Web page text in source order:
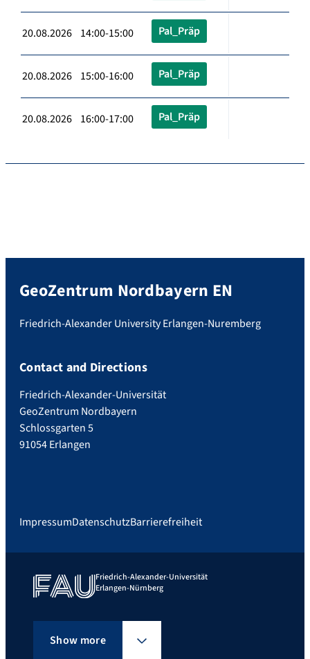
20.08.2026 14:00-15:00 Pal_Präp
20.08.2026 15:00-16:00 Pal_Präp
20.08.2026 16:00-17:00 Pal_Präp
GeoZentrum Nordbayern EN
Friedrich-Alexander University Erlangen-Nuremberg
Contact and Directions
Friedrich-Alexander-Universität
GeoZentrum Nordbayern
Schlossgarten 5
91054 Erlangen
ImpressumDatenschutzBarrierefreiheit
Friedrich-Alexander-Universität
Erlangen-Nürnberg
Show more